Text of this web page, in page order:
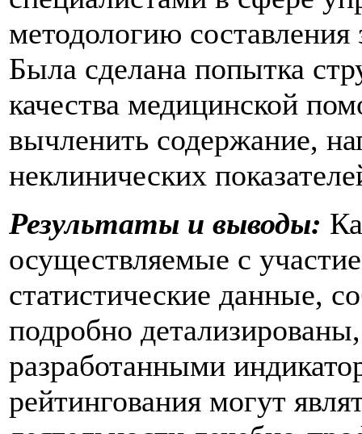
методологию
Была сделана попытка
качества медицинской
вычленить содержание,
неклинических
Результаты и выводы:
осуществляемые с
статистические данные,
подробно
разработанными
рейтингования могут